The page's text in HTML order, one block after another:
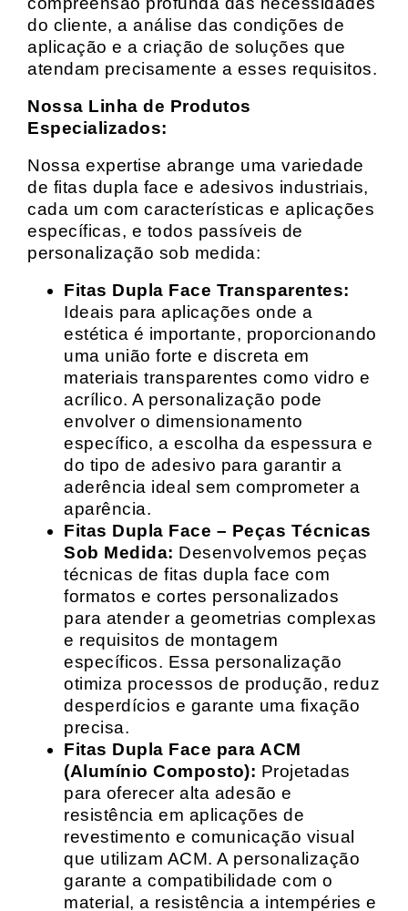
do cliente, a análise das condições de
aplicação e a criação de soluções que
atendam precisamente a esses requisitos.
Nossa Linha de Produtos
Especializados:
Nossa expertise abrange uma variedade
de fitas dupla face e adesivos industriais,
cada um com características e aplicações
específicas, e todos passíveis de
personalização sob medida:
Fitas Dupla Face Transparentes:
Ideais para aplicações onde a
estética é importante, proporcionando
uma união forte e discreta em
materiais transparentes como vidro e
acrílico. A personalização pode
envolver o dimensionamento
específico, a escolha da espessura e
do tipo de adesivo para garantir a
aderência ideal sem comprometer a
aparência.
Fitas Dupla Face – Peças Técnicas
Sob Medida: Desenvolvemos peças
técnicas de fitas dupla face com
formatos e cortes personalizados
para atender a geometrias complexas
e requisitos de montagem
específicos. Essa personalização
otimiza processos de produção, reduz
desperdícios e garante uma fixação
precisa.
Fitas Dupla Face para ACM
(Alumínio Composto): Projetadas
para oferecer alta adesão e
resistência em aplicações de
revestimento e comunicação visual
que utilizam ACM. A personalização
garante a compatibilidade com o
material, a resistência a intempéries e